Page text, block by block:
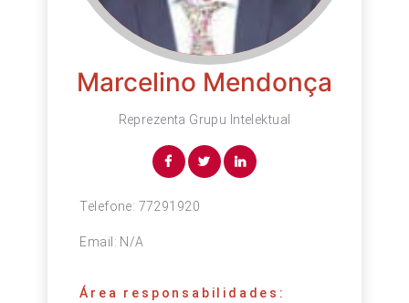
Marcelino Mendonça
Reprezenta Grupu Intelektual
Telefone: 77291920
Email: N/A
Área responsabilidades: